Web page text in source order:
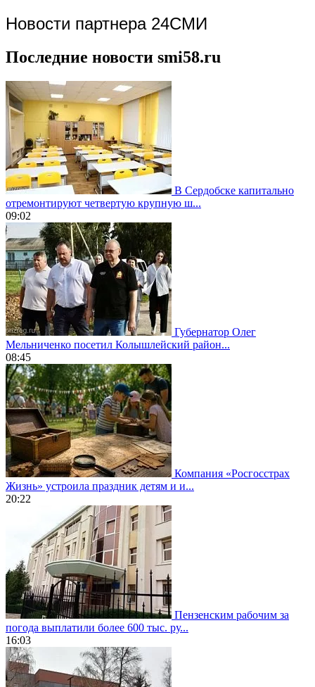
Новости партнера 24СМИ
Последние новости smi58.ru
В Сердобске капитально
отремонтируют четвертую крупную ш...
09:02
Губернатор Олег
Мельниченко посетил Колышлейский район...
08:45
Компания «Росгосстрах
Жизнь» устроила праздник детям и и...
20:22
Пензенским рабочим за
погода выплатили более 600 тыс. ру...
16:03